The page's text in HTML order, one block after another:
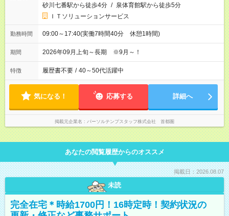
砂川七番駅から徒歩4分 / 泉体育館駅から徒歩5分
ＩＴソリューションサービス
勤務時間 09:00～17:40(実働7時間40分 休憩1時間)
期間 2026年09月上旬～長期 ※9月～！
特徴 履歴書不要 / 40～50代活躍中
気になる！ 応募する 詳細へ
掲載元企業名 パーソルテンプスタッフ株式会社 首都圏
あなたの閲覧履歴からのオススメ
掲載日：2026.08.07
未読
完全在宅＊時給1700円！16時定時！契約状況の